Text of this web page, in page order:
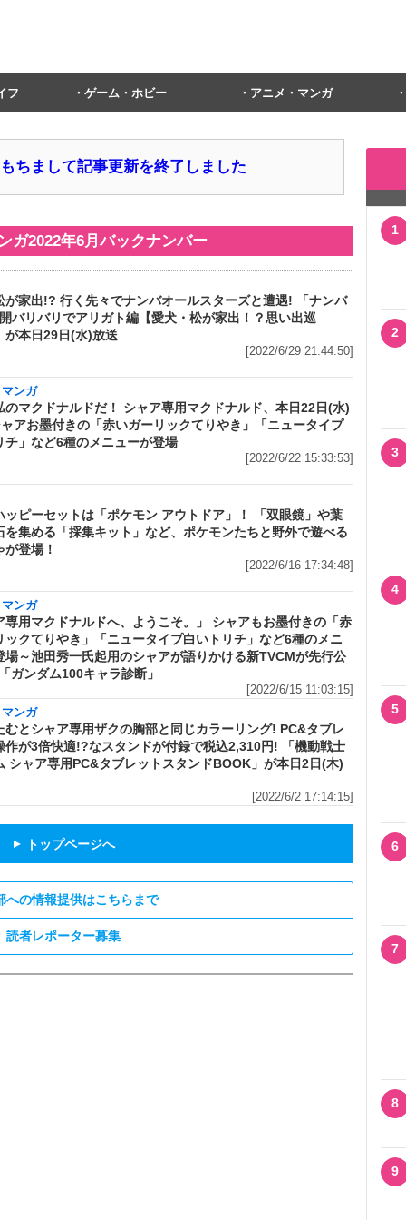
フ ゲーム・ホビー アニメ・マンガ
ちまして記事更新を終了しました
ガ2022年6月バックナンバー
が家出!? 行く先々でナンバオールスターズと遭遇! 「ナンバ
バリバリでアリガト編【愛犬・松が家出！？思い出巡
が本日29日(水)放送
[2022/6/29 21:44:50]
ンガ
のマクドナルドだ！ シャア専用マクドナルド、本日22日(水)
アお墨付きの「赤いガーリックてりやき」「ニュータイプ
チ」など6種のメニューが登場
[2022/6/22 15:33:53]
ッピーセットは「ポケモン アウトドア」！ 「双眼鏡」や葉
を集める「採集キット」など、ポケモンたちと野外で遊べる
登場！
[2022/6/16 17:34:48]
ンガ
専用マクドナルドへ、ようこそ。」 シャアもお墨付きの「赤
ックてりやき」「ニュータイプ白いトリチ」など6種のメニ
場～池田秀一氏起用のシャアが語りかける新TVCMが先行公
ガンダム100キャラ診断」
[2022/6/15 11:03:15]
ンガ
むとシャア専用ザクの胸部と同じカラーリング! PC&タブレ
作が3倍快適!?なスタンドが付録で税込2,310円! 「機動戦士
シャア専用PC&タブレットスタンドBOOK」が本日2日(木)
[2022/6/2 17:14:15]
▲ トップページへ
への情報提供はこちらまで
読者レポーター募集
1
2
3
4
5
6
7
8
9